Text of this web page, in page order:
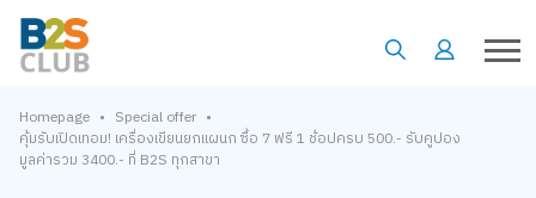
Homepage • Special offer •
คุ้มรับเปิดเทอม! เครื่องเขียนยกแผนก ซื้อ 7 ฟรี 1 ช้อปครบ 500.- รับคูปอง
มูลค่ารวม 3400.- ที่ B2S ทุกสาขา